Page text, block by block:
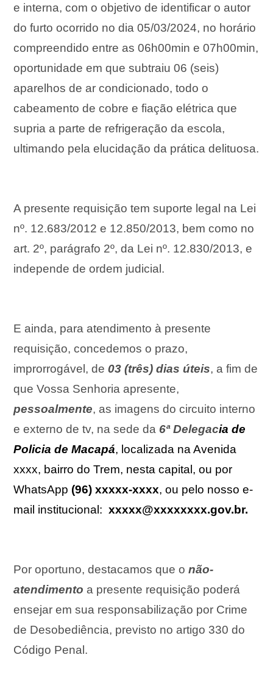
e interna, com o objetivo de identificar o autor
do furto ocorrido no dia 05/03/2024, no horário
compreendido entre as 06h00min e 07h00min,
oportunidade em que subtraiu 06 (seis)
aparelhos de ar condicionado, todo o
cabeamento de cobre e fiação elétrica que
supria a parte de refrigeração da escola,
ultimando pela elucidação da prática delituosa.
A presente requisição tem suporte legal na Lei
nº. 12.683/2012 e 12.850/2013, bem como no
art. 2º, parágrafo 2º, da Lei nº. 12.830/2013, e
independe de ordem judicial.
E ainda, para atendimento à presente
requisição, concedemos o prazo,
improrrogável, de03 (três) dias úteis, a fim de
que Vossa Senhoria apresente,
pessoalmente, as imagens do circuito interno
e externo de tv, na sede da 6ª Delegacia de
Policia deMacapá, localizada na Avenida
xxxx, bairro do Trem, nesta capital, ou por
WhatsApp (96) xxxxx-xxxx, ou pelo nosso e-
mail institucional:xxxxx@xxxxxxxx.gov.br.
Por oportuno, destacamos que onão-
atendimento a presente requisição poderá
ensejar em sua responsabilização por Crime
de Desobediência, previsto no artigo 330 do
Código Penal.